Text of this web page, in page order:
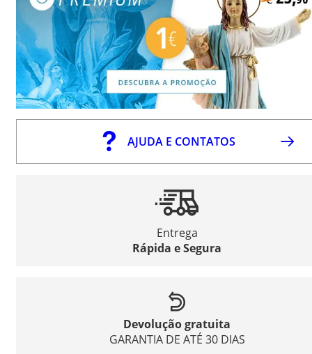
AJUDA E CONTATOS
Entrega
Rápida e Segura
Devolução gratuita
GARANTIA DE ATÉ 30 DIAS